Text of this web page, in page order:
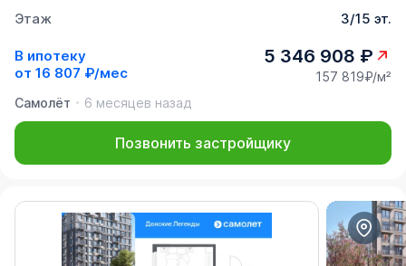
Этаж
3/15 эт.
В ипотеку
от 16 807 ₽/мес
5 346 908 ₽
157 819₽/м²
Самолёт
6 месяцев назад
Позвонить застройщику